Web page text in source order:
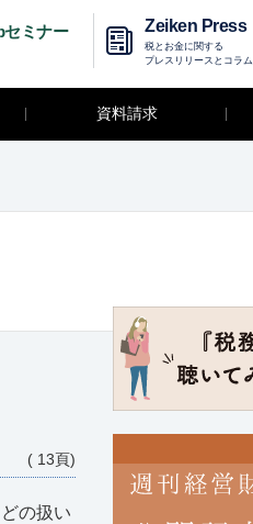
セミナー Zeiken Press
税とお金に関する
プレスリリースとコラム
資料請求
( 13頁)
の扱い